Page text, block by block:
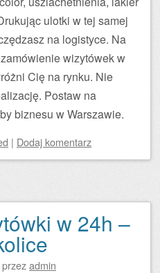
ulotki w tej samej
na logistyce. Na
wizytówek w
Cię na rynku. Nie
Postaw na
biznesu w Warszawie.
| Dodaj komentarz
w 24h –
przezadmin